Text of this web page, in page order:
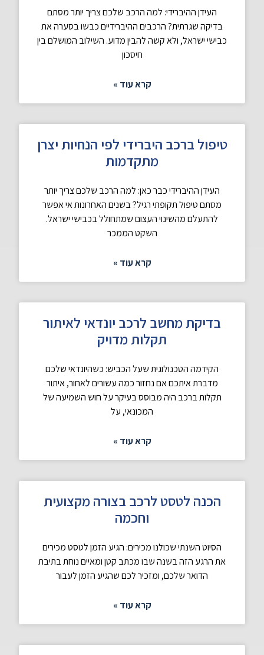
העידן ההיברידי: למה הרכב שלכם צריך יותר מסתם
בדיקה שגרתית? הרכבים ההיברידיים כבשו בסערה את
כבישי ישראל, ולא קשה להבין מדוע. השילוב המושלם בין
חיסכון
קרא עוד »
טיפול ברכב היברידי לפי הנחיות יצרן
מתקדמות
העידן ההיברידי כבר כאן: למה הרכב שלכם צריך יותר
מסתם טיפול תקופתי רגיל? בשנים האחרונות אי אפשר
להתעלם מהשינוי העצום שמתחולל בכבישי ישראל.
השקט הממכר
קרא עוד »
בדיקת מחשב לרכב יונדאי לאיתור
תקלות מדויק
הקידמה הטכנולוגית שעל הכביש: כשהיונדאי שלכם
מדברת איתכם אם נחזור כמה עשורים לאחור, איתור
תקלות ברכב היה מבוסס בעיקר על חוש השמיעה של
המכונאי, על
קרא עוד »
הכנה לטסט לרכב בצורה מקצועית
וחכמה
הסיוט השנתי שכולנו מכירים: הגיע הזמן לטסט מכירים
את הרגע הזה בשנה שבו מכתב קטן ומאיים נוחת בתיבת
הדואר שלכם, ומזכיר לכם שהגיע הזמן לעבור
קרא עוד »